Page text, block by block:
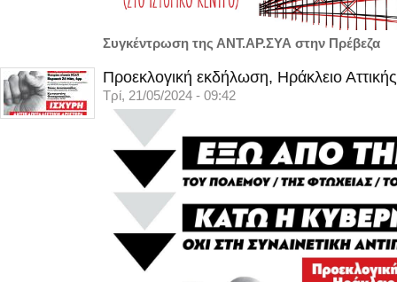
Συγκέντρωση της ΑΝΤ.ΑΡ.ΣΥΑ στην Πρέβεζα
Προεκλογική εκδήλωση, Ηράκλειο
Τρί, 21/05/2024 - 09:42